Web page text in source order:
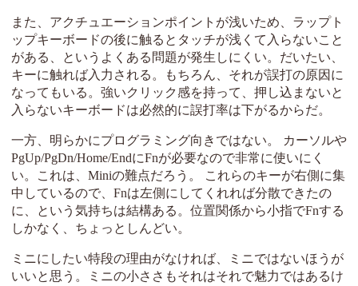
また、アクチュエーションポイントが浅いため、ラップト
ップキーボードの後に触るとタッチが浅くて入らないこと
がある、というよくある問題が発生しにくい。だいたい、
キーに触れば入力される。もちろん、それが誤打の原因に
なってもいる。強いクリック感を持って、押し込まないと
入らないキーボードは必然的に誤打率は下がるからだ。
一方、明らかにプログラミング向きではない。 カーソルや
PgUp/PgDn/Home/EndにFnが必要なので非常に使いにく
い。これは、Miniの難点だろう。 これらのキーが右側に集
中しているので、Fnは左側にしてくれれば分散できたの
に、という気持ちは結構ある。位置関係から小指でFnする
しかなく、ちょっとしんどい。
ミニにしたい特段の理由がなければ、ミニではないほうが
いいと思う。ミニの小ささもそれはそれで魅力ではあるけ